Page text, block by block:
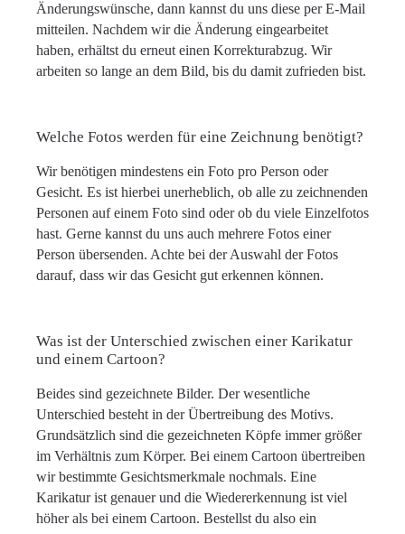
Änderungswünsche, dann kannst du uns diese per E-Mail
mitteilen. Nachdem wir die Änderung eingearbeitet
haben, erhältst du erneut einen Korrekturabzug. Wir
arbeiten so lange an dem Bild, bis du damit zufrieden bist.
Welche Fotos werden für eine Zeichnung benötigt?
Wir benötigen mindestens ein Foto pro Person oder
Gesicht. Es ist hierbei unerheblich, ob alle zu zeichnenden
Personen auf einem Foto sind oder ob du viele Einzelfotos
hast. Gerne kannst du uns auch mehrere Fotos einer
Person übersenden. Achte bei der Auswahl der Fotos
darauf, dass wir das Gesicht gut erkennen können.
Was ist der Unterschied zwischen einer Karikatur
und einem Cartoon?
Beides sind gezeichnete Bilder. Der wesentliche
Unterschied besteht in der Übertreibung des Motivs.
Grundsätzlich sind die gezeichneten Köpfe immer größer
im Verhältnis zum Körper. Bei einem Cartoon übertreiben
wir bestimmte Gesichtsmerkmale nochmals. Eine
Karikatur ist genauer und die Wiedererkennung ist viel
höher als bei einem Cartoon. Bestellst du also ein